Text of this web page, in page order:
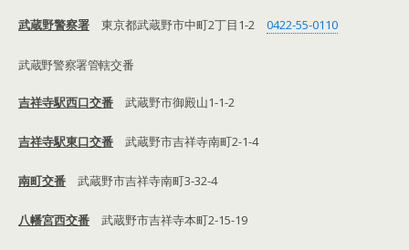
武蔵野警察署 東京都武蔵野市中町2丁目1-2 0422-55-0110
武蔵野警察署管轄交番
吉祥寺駅西口交番 武蔵野市御殿山1-1-2
吉祥寺駅東口交番 武蔵野市吉祥寺南町2-1-4
南町交番 武蔵野市吉祥寺南町3-32-4
八幡宮西交番 武蔵野市吉祥寺本町2-15-19